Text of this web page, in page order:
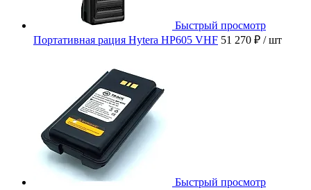
Быстрый просмотр
Портативная рация Hytera HP605 VHF 51 270 ₽ / шт
Быстрый просмотр